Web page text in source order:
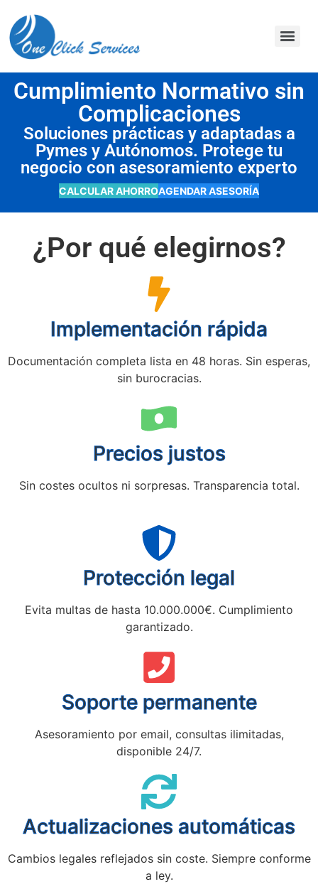
Cumplimiento Normativo sin
Complicaciones
Soluciones prácticas y adaptadas a
Pymes y Autónomos. Protege tu
negocio con asesoramiento experto
CALCULAR AHORROAGENDAR ASESORÍA
¿Por qué elegirnos?
Implementación rápida
Documentación completa lista en 48 horas. Sin esperas,
sin burocracias.
Precios justos
Sin costes ocultos ni sorpresas. Transparencia total.
Protección legal
Evita multas de hasta 10.000.000€. Cumplimiento
garantizado.
Soporte permanente
Asesoramiento por email, consultas ilimitadas,
disponible 24/7.
Actualizaciones automáticas
Cambios legales reflejados sin coste. Siempre conforme
a ley.